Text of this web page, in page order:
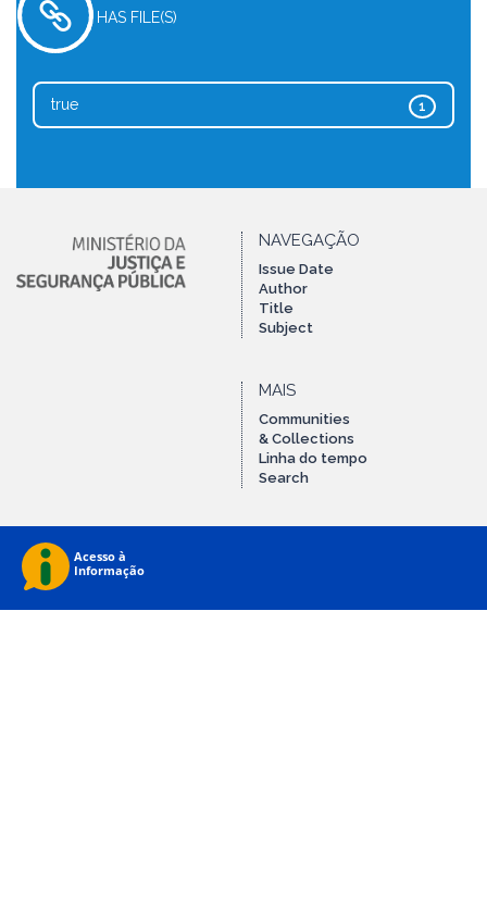
HAS FILE(S)
1
true
NAVEGAÇÃO
Issue Date
Author
Title
Subject
MAIS
Communities
& Collections
Linha do tempo
Search